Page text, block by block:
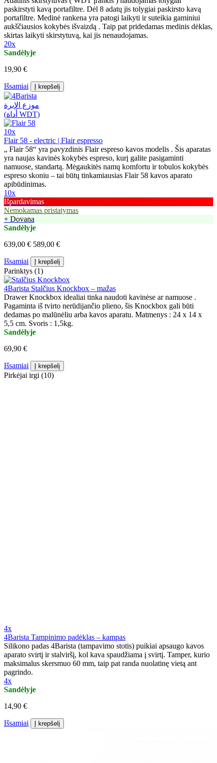
paskirstyti kavą portafiltre. Dėl 8 adatų jis tolygiai paskirsto kavą
portafiltre. Medinė rankena yra patogi laikyti ir suteikia gaminiui
aukščiausios kokybės išvaizdą . Taip pat pridedamas medinis dėklas,
skirtas laikyti skirstytuvą, kai jis nenaudojamas.
20x
Sandėlyje
19,90 €
Išsamiai Į krepšelį
10x
Flair 58 - electric | Flair espresso
„ Flair 58“ yra pavyzdinis Flair espreso kavos modelis . Šis aparatas
yra naujas kavinės kokybės espreso, kurį galite pasigaminti
namuose, standartą. Mėgaukitės namų komfortu ir tobulos kokybės
espreso skoniu – tai būtų tinkamiausias Flair 58 kavos aparato
apibūdinimas.
10x
Išpardavimas
Nemokamas pristatymas
+ Dovana
Sandėlyje
639,00 € 589,00 €
Išsamiai Į krepšelį
Parinktys (1)
4Barista Stalčius Knockbox – mažas
Drawer Knockbox idealiai tinka naudoti kavinėse ar namuose .
Pagaminta iš tvirto nerūdijančio plieno, šis Knockbox gali būti
dedamas po malūnėliu arba kavos aparatu. Matmenys : 24 x 14 x
5,5 cm. Svoris : 1,5kg.
Sandėlyje
69,90 €
Išsamiai Į krepšelį
Pirkėjai irgi (10)
4x
4Barista Tampinimo padėklas – kampas
Silikono padas 4Barista (tampavimo stotis) puikiai apsaugo kavos
aparato svirtį ir stalviršį, kol kava spaudžiama į svirtį. Tamper, kurio
maksimalus skersmuo 60 mm, taip pat randa nuolatinę vietą ant
pagrindo.
4x
Sandėlyje
14,90 €
Išsamiai Į krepšelį